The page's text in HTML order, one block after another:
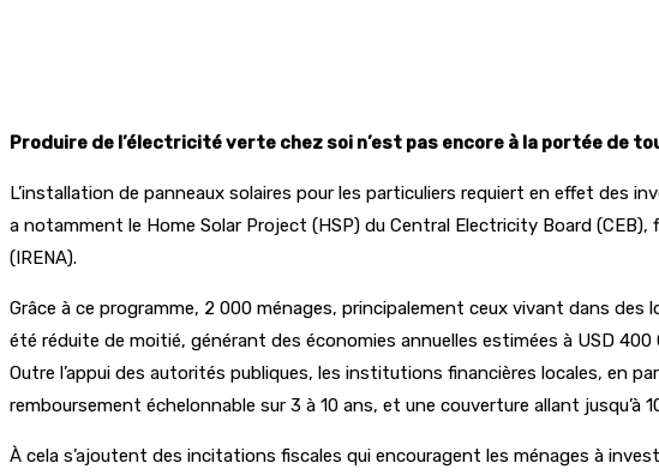
Produire de l’électricité verte chez soi n’est pas encore à la portée de
L’installation de panneaux solaires pour les particuliers requiert en effet des
a notamment le Home Solar Project (HSP) du Central Electricity Board
(IRENA).
Grâce à ce programme, 2 000 ménages, principalement ceux vivant dans
été réduite de moitié, générant des économies annuelles estimées à USD 400
Outre l’appui des autorités publiques, les institutions financières locales,
remboursement échelonnable sur 3 à 10 ans, et une couverture allant jusqu’à
À cela s’ajoutent des incitations fiscales qui encouragent les ménages à